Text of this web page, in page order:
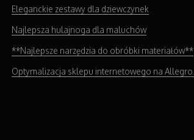
Eleganckie zestawy dla dziewczynek
Najlepsza hulajnoga dla maluchów
**Najlepsze narzędzia do obróbki materiałów**
Optymalizacja sklepu internetowego na Allegro.